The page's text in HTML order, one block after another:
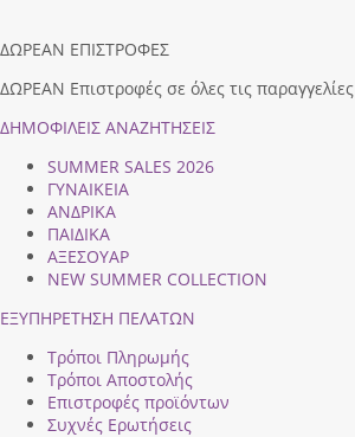
ΔΩΡΕΑΝ ΕΠΙΣΤΡΟΦΕΣ
ΔΩΡΕΑΝ Επιστροφές σε όλες τις παραγγελίες
ΔΗΜΟΦΙΛEIΣ ΑΝΑΖΗΤΗΣΕΙΣ
SUMMER SALES 2026
ΓΥΝΑΙΚΕΙΑ
ΑΝΔΡΙΚΑ
ΠΑΙΔΙΚΑ
ΑΞΕΣΟΥΑΡ
NEW SUMMER COLLECTION
ΕΞΥΠΗΡΕΤΗΣΗ ΠΕΛΑΤΩΝ
Τρόποι Πληρωμής
Τρόποι Αποστολής
Επιστροφές προϊόντων
Συχνές Ερωτήσεις